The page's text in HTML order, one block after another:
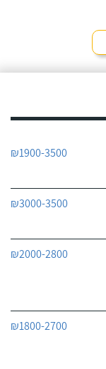
₪1900-3500
₪3000-3500
₪2000-2800
₪1800-2700